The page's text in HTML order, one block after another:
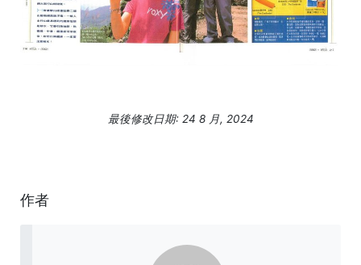
最後修改日期: 24 8 月, 2024
作者